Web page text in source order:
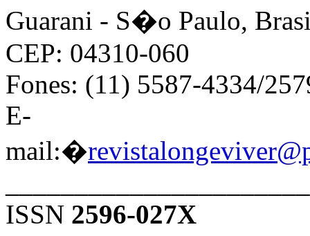
Guarani - S�o Paulo,
CEP: 04310-060
Fones: (11) 5587-4334/
E-
mail:�
ISSN 2596-027X